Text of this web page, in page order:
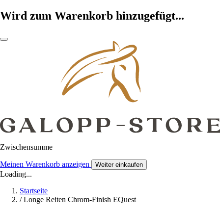
Wird zum Warenkorb hinzugefügt...
Zwischensumme
Meinen Warenkorb anzeigen Weiter einkaufen
Loading...
Startseite
/ Longe Reiten Chrom-Finish EQuest